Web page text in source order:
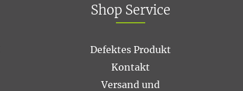
Shop Service
Defektes Produkt
Kontakt
Versand und